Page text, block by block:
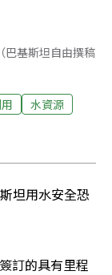
巴基斯坦自由撰稿
水資源
坦用水安全恐
訂的具有里程